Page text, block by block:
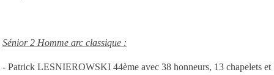
Sénior 2 Homme arc classique :
- Patrick LESNIEROWSKI 44ème avec 38 honneurs, 13 chapelets et